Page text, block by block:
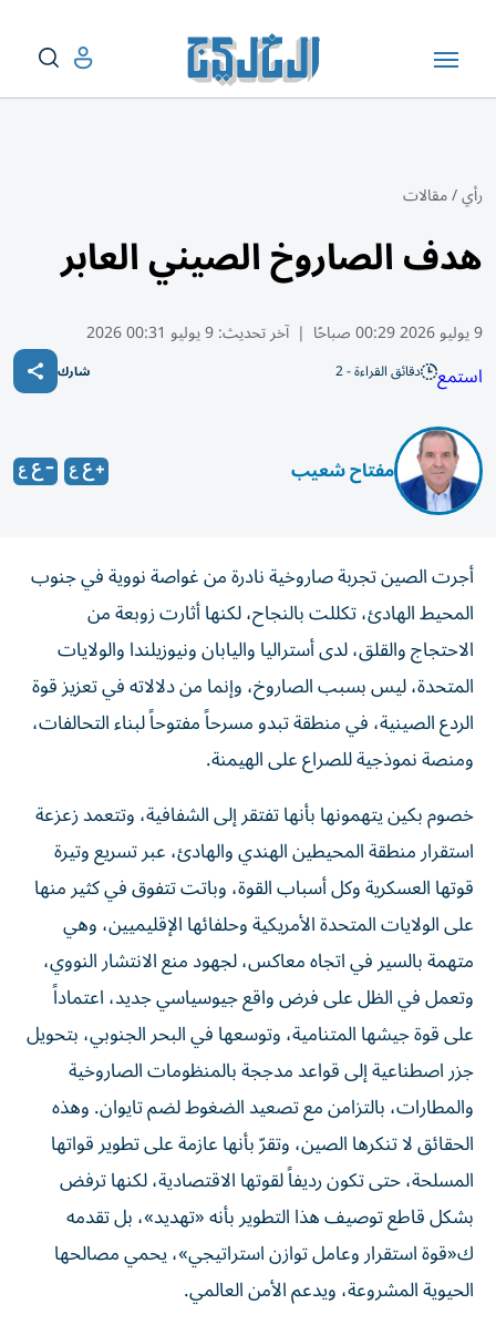
رأي/مقالات
هدف الصاروخ الصيني العابر
9 يوليو 2026 00:29 صباحًا | آخر تحديث:9 يوليو 00:31 2026
استمع دقائق القراءة - 2 شارك
مفتاح شعيب
أجرت الصين تجربة صاروخية نادرة من غواصة نووية في جنوب
المحيط الهادئ، تكللت بالنجاح، لكنها أثارت زوبعة من
الاحتجاج والقلق، لدى أستراليا واليابان ونيوزيلندا والولايات
المتحدة، ليس بسبب الصاروخ، وإنما من دلالاته في تعزيز قوة
الردع الصينية، في منطقة تبدو مسرحاً مفتوحاً لبناء التحالفات،
ومنصة نموذجية للصراع على الهيمنة.
خصوم بكين يتهمونها بأنها تفتقر إلى الشفافية، وتتعمد زعزعة
استقرار منطقة المحيطين الهندي والهادئ، عبر تسريع وتيرة
قوتها العسكرية وكل أسباب القوة، وباتت تتفوق في كثير منها
على الولايات المتحدة الأمريكية وحلفائها الإقليميين، وهي
متهمة بالسير في اتجاه معاكس، لجهود منع الانتشار النووي،
وتعمل في الظل على فرض واقع جيوسياسي جديد، اعتماداً
على قوة جيشها المتنامية، وتوسعها في البحر الجنوبي، بتحويل
جزر اصطناعية إلى قواعد مدججة بالمنظومات الصاروخية
والمطارات، بالتزامن مع تصعيد الضغوط لضم تايوان. وهذه
الحقائق لا تنكرها الصين، وتقرّ بأنها عازمة على تطوير قواتها
المسلحة، حتى تكون رديفاً لقوتها الاقتصادية، لكنها ترفض
بشكل قاطع توصيف هذا التطوير بأنه «تهديد»، بل تقدمه
ك«قوة استقرار وعامل توازن استراتيجي»، يحمي مصالحها
الحيوية المشروعة، ويدعم الأمن العالمي.